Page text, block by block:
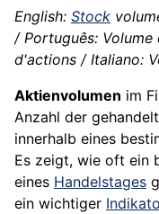
English: Stock
/ Português: Volume
d'actions / Italiano:
Aktienvolumen im
Anzahl der
innerhalb eines
Es zeigt, wie oft ein
eines Handelstages
ein wichtiger